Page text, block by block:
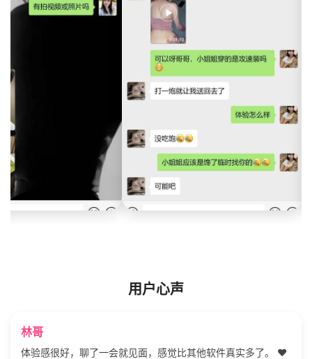
用户心声
林哥
体验感很好，聊了一会就见面，感觉比其他软件真实多了。 ❤️